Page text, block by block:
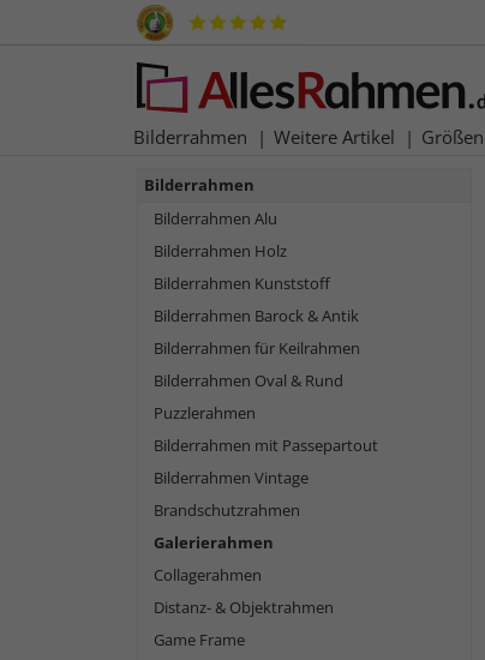
Bilderrahmen Weitere Artikel Größen
Bilderrahmen
Bilderrahmen Alu
Bilderrahmen Holz
Bilderrahmen Kunststoff
Bilderrahmen Barock & Antik
Bilderrahmen für Keilrahmen
Bilderrahmen Oval & Rund
Puzzlerahmen
Bilderrahmen mit Passepartout
Bilderrahmen Vintage
Brandschutzrahmen
Galerierahmen
Collagerahmen
Distanz- & Objektrahmen
Game Frame